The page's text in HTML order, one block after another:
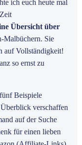
ich euch heute mal
Übersicht über
Malbüchern. Sie
auf Vollständigkeit!
so ernst zu
Beispiele
verschaffen
auf der Suche
für einen lieben